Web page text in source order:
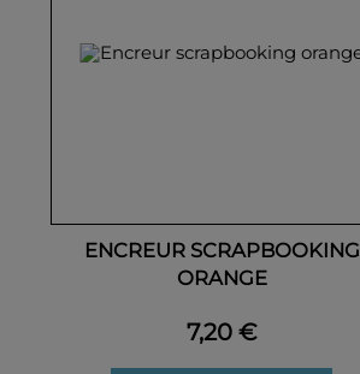
ENCREUR SCRAPBOOKING
ORANGE
7,20 €